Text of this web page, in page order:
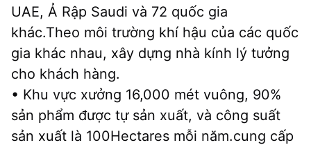
UAE, Ả Rập Saudi và 72 quốc gia
khác.Theo môi trường khí hậu của các quốc
gia khác nhau, xây dựng nhà kính lý tưởng
cho khách hàng.
• Khu vực xưởng 16,000 mét vuông, 90%
sản phẩm được tự sản xuất, và công suất
sản xuất là 100Hectares mỗi năm.cung cấp